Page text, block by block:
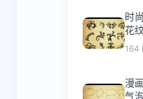
时
花
164
漫
气